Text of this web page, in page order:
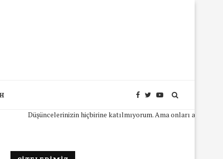
Düşüncelerinizin hiçbirine katılmıyorum. Ama onları açıkça ifade